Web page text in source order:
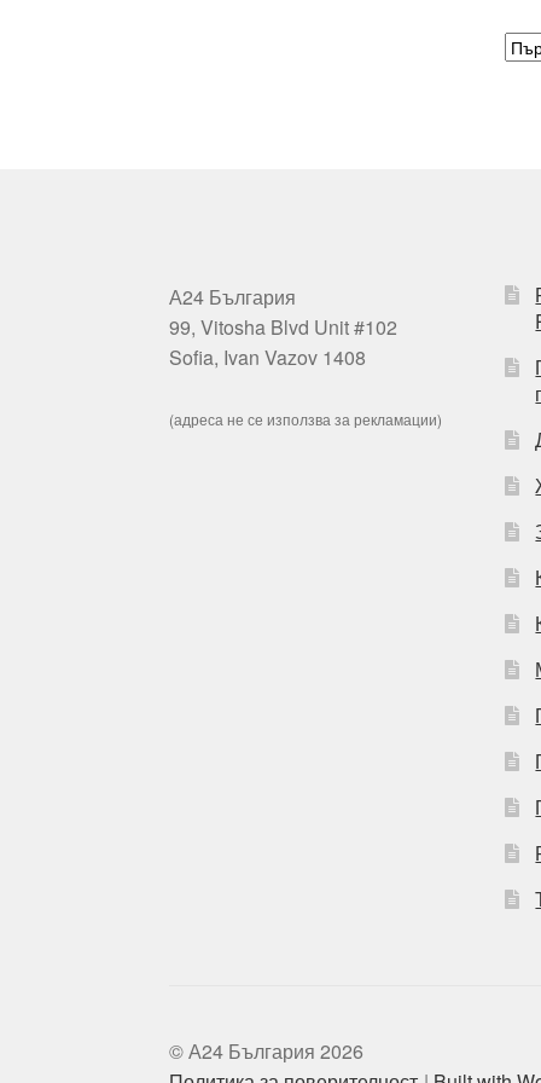
А24 България
99, Vitosha Blvd Unit #102
Sofia, Ivan Vazov 1408
(адреса не се използва за рекламации)
© А24 България 2026